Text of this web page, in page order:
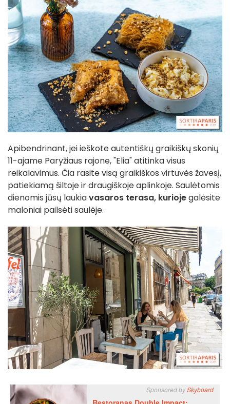
Apibendrinant, jei ieškote autentiškų graikiškų skonių
11-ajame Paryžiaus rajone, "Elia" atitinka visus
reikalavimus. Čia rasite visą graikiškos virtuvės žavesį,
patiekiamą šiltoje ir draugiškoje aplinkoje. Saulėtomis
dienomis jūsų laukiavasaros terasa, kuriojegalėsite
maloniai pailsėti saulėje.